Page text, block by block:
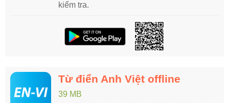
kiểm tra.
Từ điển Anh Việt offline
39 MB